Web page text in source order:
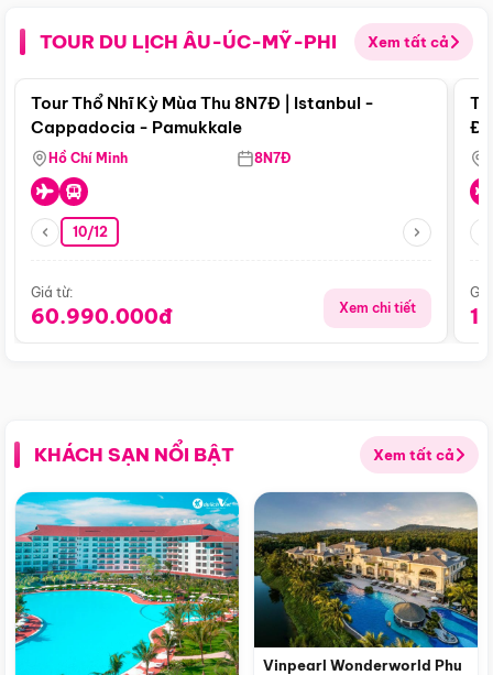
TOUR DU LỊCH ÂU-ÚC-MỸ-PHI Xem tất cả
Điểm nổi bật
Tour Thổ Nhĩ Kỳ Mùa Thu 8N7Đ | Istanbul -
Cappadocia - Pamukkale
Hồ Chí Minh 8N7Đ
10/12
Giá từ:
60.990.000đ Xem chi tiết
KHÁCH SẠN NỔI BẬT Xem tất cả
Vinpearl Wonderworld Phu